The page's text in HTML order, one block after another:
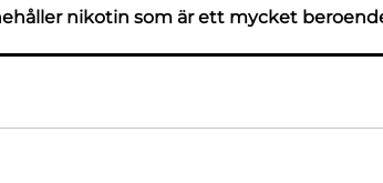
nikotin som är ett mycket